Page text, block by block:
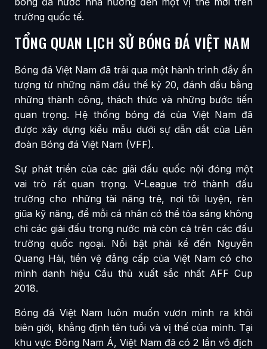
trường quốc tế.
TỔNG QUAN LỊCH SỬ BÓNG ĐÁ VIỆT NAM
Bóng đá Việt Nam đã trải qua một hành trình đầy ấn
tượng từ những năm đầu thế kỷ 20, đánh dấu bằng
những thành công, thách thức và những bước tiến
quan trọng. Hệ thống bóng đá của Việt Nam đã
được xây dựng kiểu mẫu dưới sự dẫn dắt của Liên
đoàn Bóng đá Việt Nam (VFF).
Sự phát triển của các giải đấu quốc nội đóng một
vai trò rất quan trọng. V-League trở thành đấu
trường cho những tài năng trẻ, nơi tôi luyện, rèn
giũa kỹ năng, để mỗi cá nhân có thể tỏa sáng không
chỉ các giải đấu trong nước mà còn cả trên các đấu
trường quốc ngoại. Nổi bật phải kể đến Nguyễn
Quang Hải, tiền vệ đẳng cấp của Việt Nam có cho
mình danh hiệu Cầu thủ xuất sắc nhất AFF Cup
2018.
Bóng đá Việt Nam luôn muốn vươn mình ra khỏi
biên giới, khẳng định tên tuổi và vị thế của mình. Tại
khu vực Đông Nam Á, Việt Nam đã có 2 lần vô địch